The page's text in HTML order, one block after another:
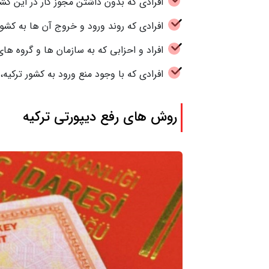
افرادی که روند ورود و خروج آن ها به
افراد و احزابی که به سازمان ها و گروه
افرادی که با وجود منع ورود به کشور
روش های رفع دیپورتی ترکیه